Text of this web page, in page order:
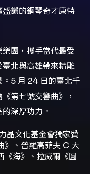
讚的鋼琴奇才康特
團，攜手當代最受
北與高雄帶來精雕
5 月 24 日的臺北千
第七號交響曲》，
深厚功力。
晶文化基金會獨家贊
》、普羅高菲夫 C 大
《海》、拉威爾《圓